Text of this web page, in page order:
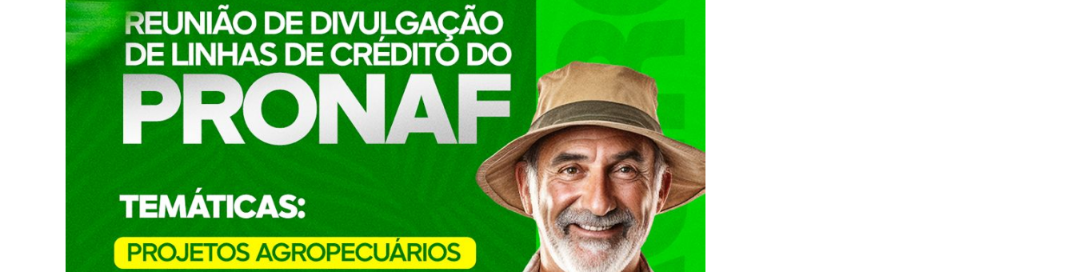
...Ou se preferir
Ligue para nós
(77) 3473-1461 (Em Manutenção)
Ou seja atendido presencialmente
Segunda a Quinta, das 08:00 às 12:00 e Sexta das 07:00 às 13:00
Rua Dr. Vital Soares, 268, 1º Andar, Centro Macaúbas/BA